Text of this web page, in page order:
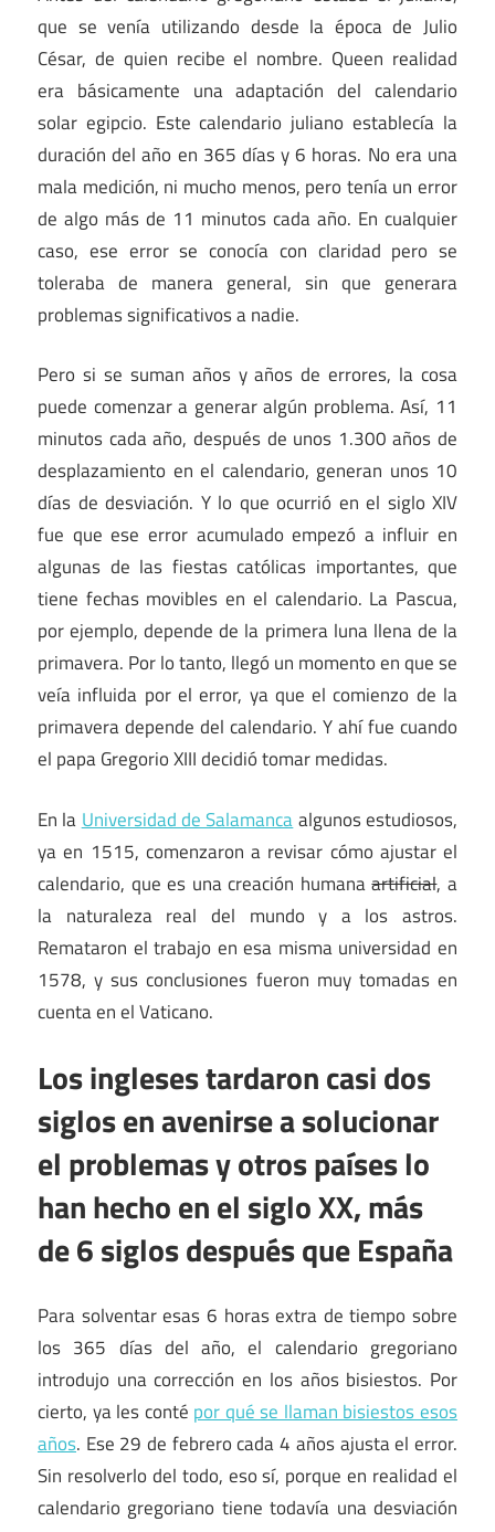
que se venía utilizando desde la época de Julio
César, de quien recibe el nombre. Queen realidad
era básicamente una adaptación del calendario
solar egipcio. Este calendario juliano establecía la
duración del año en 365 días y 6 horas. No era una
mala medición, ni mucho menos, pero tenía un error
de algo más de 11 minutos cada año. En cualquier
caso, ese error se conocía con claridad pero se
toleraba de manera general, sin que generara
problemas significativos a nadie.
Pero si se suman años y años de errores, la cosa
puede comenzar a generar algún problema. Así, 11
minutos cada año, después de unos 1.300 años de
desplazamiento en el calendario, generan unos 10
días de desviación. Y lo que ocurrió en el siglo XIV
fue que ese error acumulado empezó a influir en
algunas de las fiestas católicas importantes, que
tiene fechas movibles en el calendario. La Pascua,
por ejemplo, depende de la primera luna llena de la
primavera. Por lo tanto, llegó un momento en que se
veía influida por el error, ya que el comienzo de la
primavera depende del calendario. Y ahí fue cuando
el papa Gregorio XIII decidió tomar medidas.
En la Universidad de Salamancaalgunos estudiosos,
ya en 1515, comenzaron a revisar cómo ajustar el
calendario, que es una creación humanaartificial, a
la naturaleza real del mundo y a los astros.
Remataron el trabajo en esa misma universidad en
1578, y sus conclusiones fueron muy tomadas en
cuenta en el Vaticano.
Los ingleses tardaron casi dos
siglos en avenirse a solucionar
el problemas y otros países lo
han hecho en el siglo XX, más
de 6 siglos después que España
Para solventar esas 6 horas extra de tiempo sobre
los 365 días del año, el calendario gregoriano
introdujo una corrección en los años bisiestos. Por
cierto, ya les conté por qué se llaman bisiestos esos
años. Ese 29 de febrero cada 4 años ajusta el error.
Sin resolverlo del todo, eso sí, porque en realidad el
calendario gregoriano tiene todavía una desviación